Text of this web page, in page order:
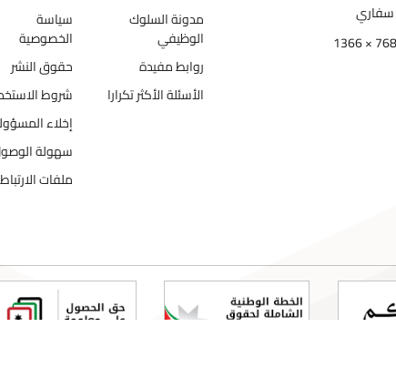
مدونة السلوك
الوظيفي
روابط مفيدة
الأسئلة الأكثر تكرارا
الخصوصية
حقوق النشر
شروط الاستخدام
إخلاء المسؤولية
سهولة الوصول
ملفات الارتباط